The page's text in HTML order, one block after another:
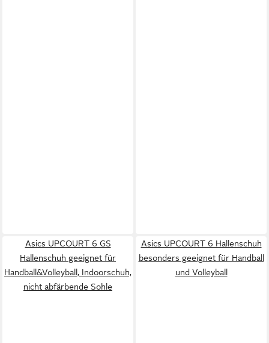
Asics UPCOURT 6 GS
Hallenschuh geeignet für
Handball&Volleyball, Indoorschuh,
nicht abfärbende Sohle
Asics UPCOURT 6 Hallenschuh
besonders geeignet für Handball
und Volleyball